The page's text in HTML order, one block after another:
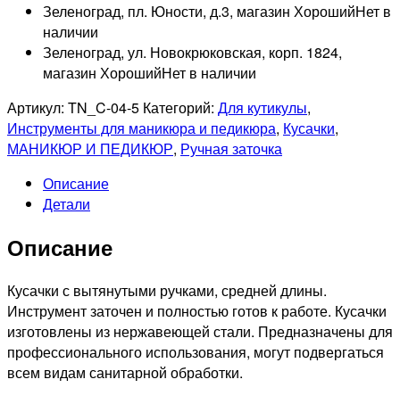
Зеленоград, пл. Юности, д.3, магазин ХорошийНет в
наличии
Зеленоград, ул. Новокрюковская, корп. 1824,
магазин ХорошийНет в наличии
Артикул: TN_C-04-5 Категорий: Для кутикулы,
Инструменты для маникюра и педикюра, Кусачки,
МАНИКЮР И ПЕДИКЮР, Ручная заточка
Описание
Детали
Описание
Кусачки с вытянутыми ручками, средней длины.
Инструмент заточен и полностью готов к работе. Кусачки
изготовлены из нержавеющей стали. Предназначены для
профессионального использования, могут подвергаться
всем видам санитарной обработки.